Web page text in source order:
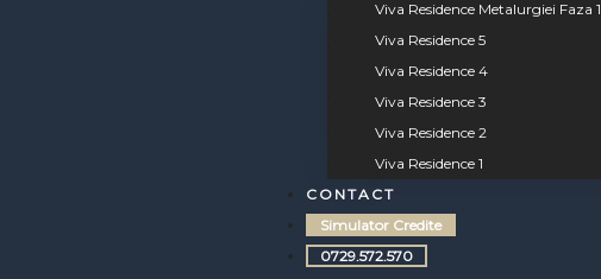
Viva Residence Metalurgiei Faza 1
Viva Residence 5
Viva Residence 4
Viva Residence 3
Viva Residence 2
Viva Residence 1
CONTACT
Simulator Credite
0729.572.570